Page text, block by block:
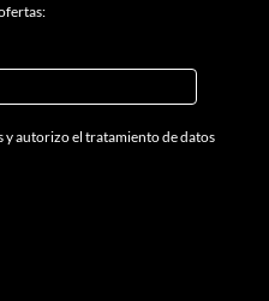
yautorizo el tratamiento de datos